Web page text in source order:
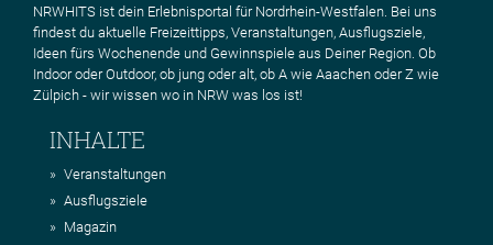
NRWHITS ist dein Erlebnisportal für Nordrhein-Westfalen. Bei uns
findest du aktuelle Freizeittipps, Veranstaltungen, Ausflugsziele,
Ideen fürs Wochenende und Gewinnspiele aus Deiner Region. Ob
Indoor oder Outdoor, ob jung oder alt, ob A wie Aaachen oder Z wie
Zülpich - wir wissen wo in NRW was los ist!
INHALTE
Veranstaltungen
Ausflugsziele
Magazin